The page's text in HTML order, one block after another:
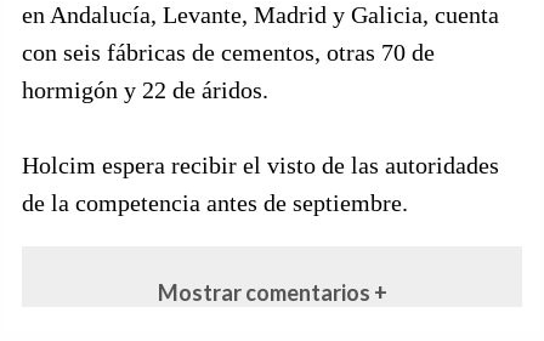
en Andalucía, Levante, Madrid y Galicia, cuenta
con seis fábricas de cementos, otras 70 de
hormigón y 22 de áridos.
Holcim espera recibir el visto de las autoridades
de la competencia antes de septiembre.
Mostrar comentarios +